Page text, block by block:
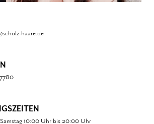
haare.de
10:00 Uhr bis 20:00 Uhr